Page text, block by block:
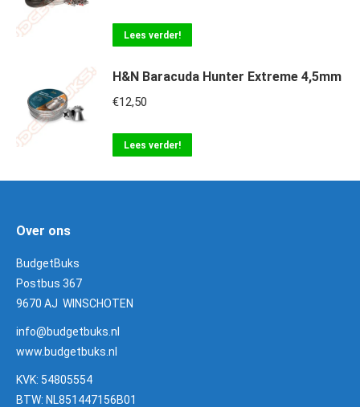
Lees verder!
H&N Baracuda Hunter Extreme 4,5mm
€12,50
Lees verder!
Over ons
BudgetBuks
Postbus 367
9670 AJ WINSCHOTEN
info@budgetbuks.nl
www.budgetbuks.nl
KVK: 54805554
BTW: NL851447156B01